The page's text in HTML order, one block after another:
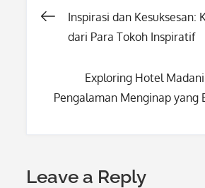
Post
Inspirasi dan Kesuksesan:
dari Para Tokoh Inspiratif
Exploring Hotel
Pengalaman Menginap yang
Leave a Reply